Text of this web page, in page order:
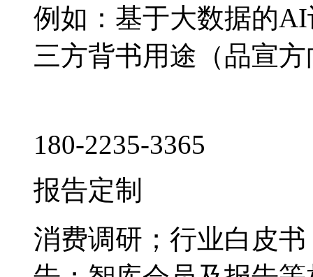
例如：基于大数据的
三方背书用途（品宣
180-2235-3365
报告定制
消费调研；行业白皮